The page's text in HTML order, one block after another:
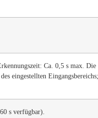
Ca. 0,5 s max.
eingestellten
s verfügbar).